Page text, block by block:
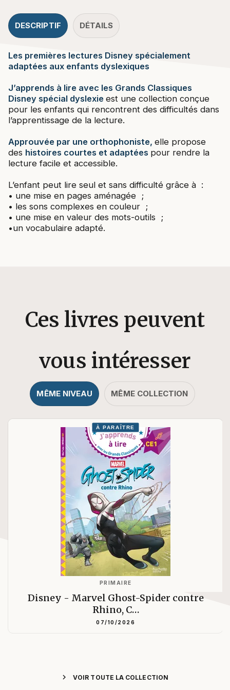
DESCRIPTIF DÉTAILS
Les premières lectures Disney spécialement
adaptées aux enfants dyslexiques
J’apprends à lire avec les Grands Classiques
Disney spécial dyslexie est une collection conçue
pour les enfants qui rencontrent des difficultés dans
l’apprentissage de la lecture.
Approuvée par une orthophoniste, elle propose
des histoires courtes et adaptées pour rendre la
lecture facile et accessible.
L’enfant peut lire seul et sans difficulté grâce à :
• une mise en pages aménagée ;
• les sons complexes en couleur ;
• une mise en valeur des mots-outils ;
•un vocabulaire adapté.
Ces livres peuvent
vous intéresser
MÊME NIVEAU MÊME COLLECTION
À PARAÎTRE
PRIMAIRE
Disney - Marvel Ghost-Spider contre
Rhino, C…
07/10/2026
chevron_right VOIR TOUTE LA COLLECTION